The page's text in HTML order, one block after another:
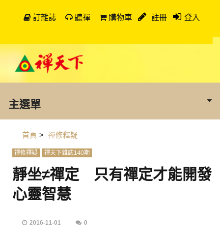
訂雜誌 聽禪 購物車 註冊 登入
主選單
首頁 > 禪修釋疑
禪修釋疑 禪天下雜誌140期
靜坐≠禪定 只有禪定才能開發
心靈智慧
2016-11-01 0